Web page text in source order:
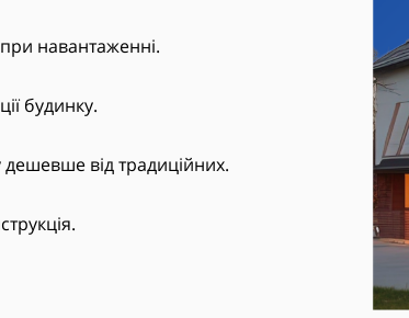
навантаженні.
будинку.
від традиційних.